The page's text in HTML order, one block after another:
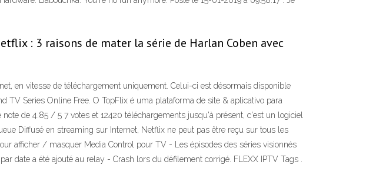
: 3 raisons de mater la série de Harlan Coben avec
en vitesse de téléchargement uniquement. Celui-ci est désormais disponible
Series Online Free. O TopFlix é uma plataforma de site & aplicativo para
de 4.85 / 5 7 votes et 12420 téléchargements jusqu'à présent, c'est un logiciel
Diffusé en streaming sur Internet, Netflix ne peut pas être reçu sur tous les
afficher / masquer Media Control pour TV - Les épisodes des séries visionnés
date a été ajouté au relay - Crash lors du défilement corrigé. FLEXX IPTV Tags .